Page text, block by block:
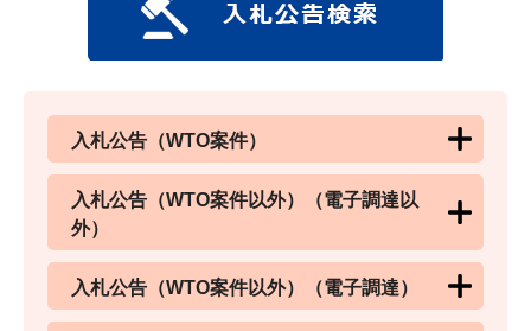
入札公告（WTO案件）
入札公告（WTO案件以外）（電子調達以
外）
入札公告（WTO案件以外）（電子調達）